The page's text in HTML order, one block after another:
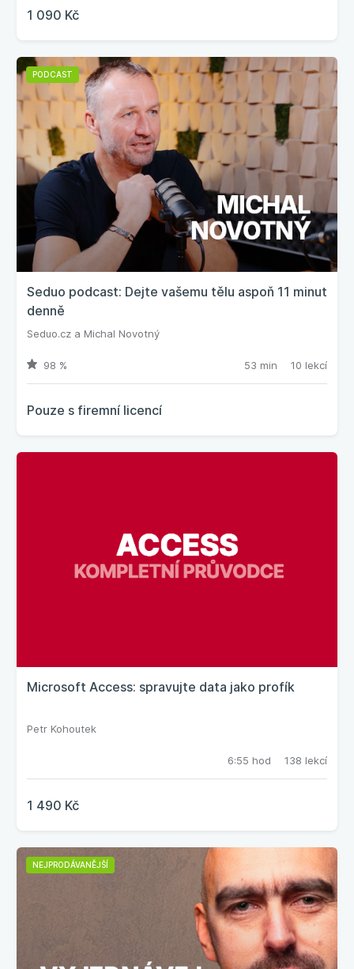
1 090 Kč
PODCAST
Seduo podcast: Dejte vašemu tělu aspoň 11 minut
denně
Seduo.cz a Michal Novotný
98 % 53 min 10 lekcí
Pouze s firemní licencí
Microsoft Access: spravujte data jako profík
Petr Kohoutek
6:55 hod 138 lekcí
1 490 Kč
NEJPRODÁVANĚJŠÍ